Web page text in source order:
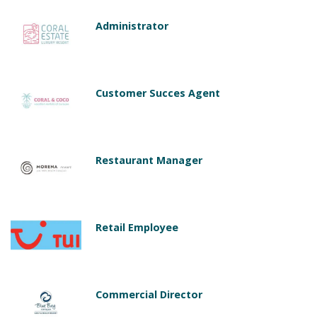
Administrator
Customer Succes Agent
Restaurant Manager
Retail Employee
Commercial Director